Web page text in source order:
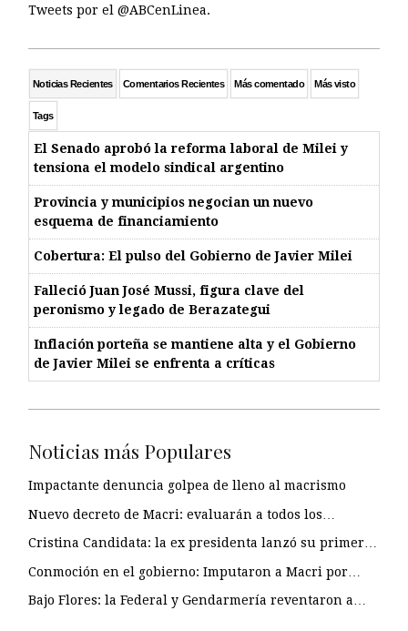
Tweets por el @ABCenLinea.
Noticias Recientes Comentarios Recientes Más comentado Más visto
Tags
El Senado aprobó la reforma laboral de Milei y
tensiona el modelo sindical argentino
Provincia y municipios negocian un nuevo
esquema de financiamiento
Cobertura: El pulso del Gobierno de Javier Milei
Falleció Juan José Mussi, figura clave del
peronismo y legado de Berazategui
Inflación porteña se mantiene alta y el Gobierno
de Javier Milei se enfrenta a críticas
Noticias más Populares
Impactante denuncia golpea de lleno al macrismo
Nuevo decreto de Macri: evaluarán a todos los…
Cristina Candidata: la ex presidenta lanzó su primer…
Conmoción en el gobierno: Imputaron a Macri por…
Bajo Flores: la Federal y Gendarmería reventaron a…